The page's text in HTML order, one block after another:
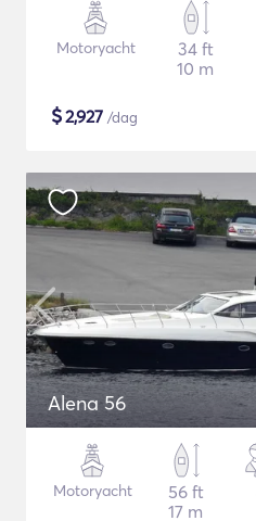
Motoryacht
34 ft
10 m
$2,927 /dag
Alena 56
Motoryacht
56 ft
17 m